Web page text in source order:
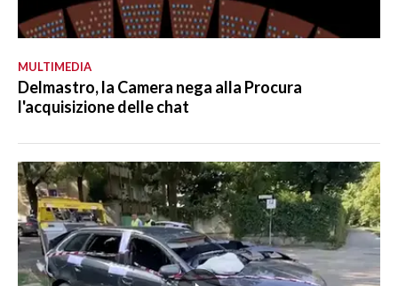
MULTIMEDIA
Delmastro, la Camera nega alla Procura
l'acquisizione delle chat